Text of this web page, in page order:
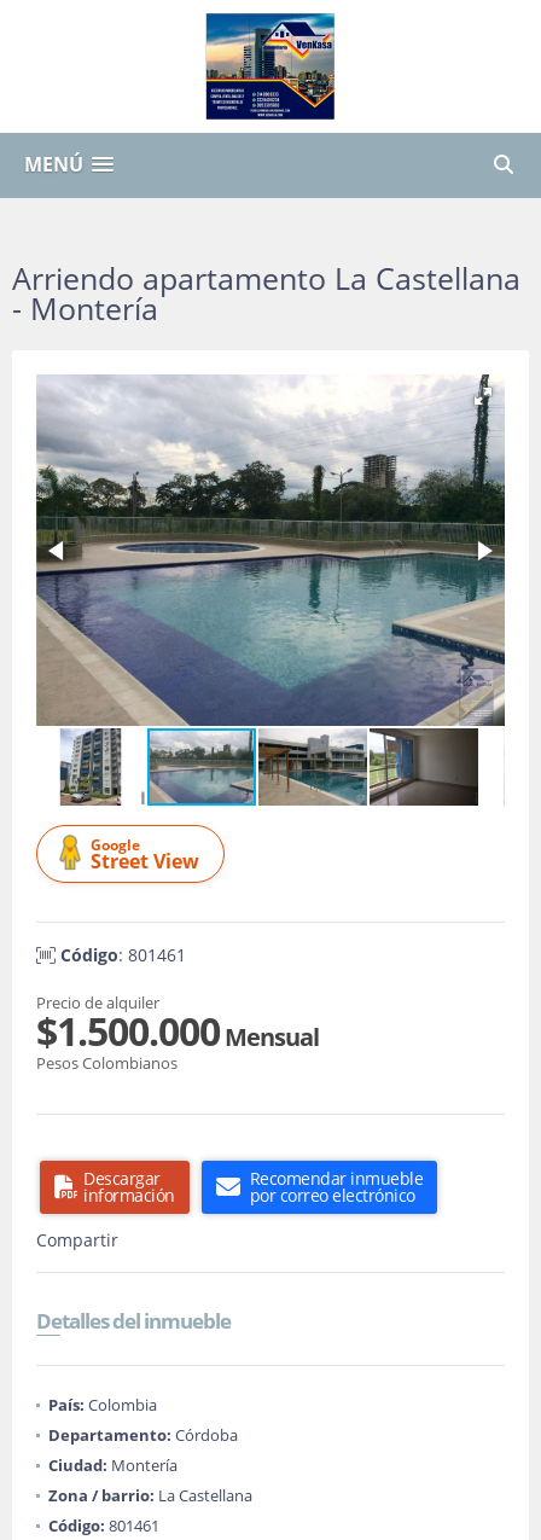
MENÚ
Arriendo apartamento La Castellana
- Montería
Google
Street View
Código: 801461
Precio de alquiler
$1.500.000Mensual
Pesos Colombianos
Descargar
información
Recomendar inmueble
por correo electrónico
Compartir
Detalles del inmueble
País: Colombia
Departamento: Córdoba
Ciudad: Montería
Zona / barrio: La Castellana
Código: 801461